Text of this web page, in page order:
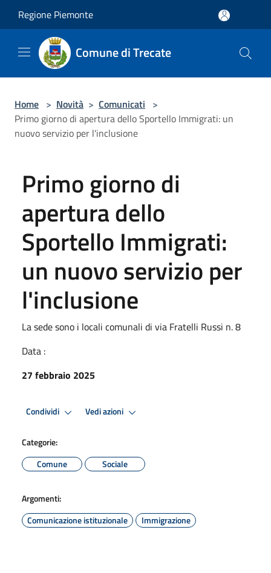
Regione Piemonte
Comune di Trecate
Home > Novità > Comunicati >
Primo giorno di apertura dello Sportello Immigrati: un
nuovo servizio per l'inclusione
Primo giorno di
apertura dello
Sportello Immigrati:
un nuovo servizio per
l'inclusione
La sede sono i locali comunali di via Fratelli Russi n. 8
Data :
27 febbraio 2025
Condividi Vedi azioni
Categorie:
Comune
Sociale
Argomenti:
Comunicazione istituzionale
Immigrazione